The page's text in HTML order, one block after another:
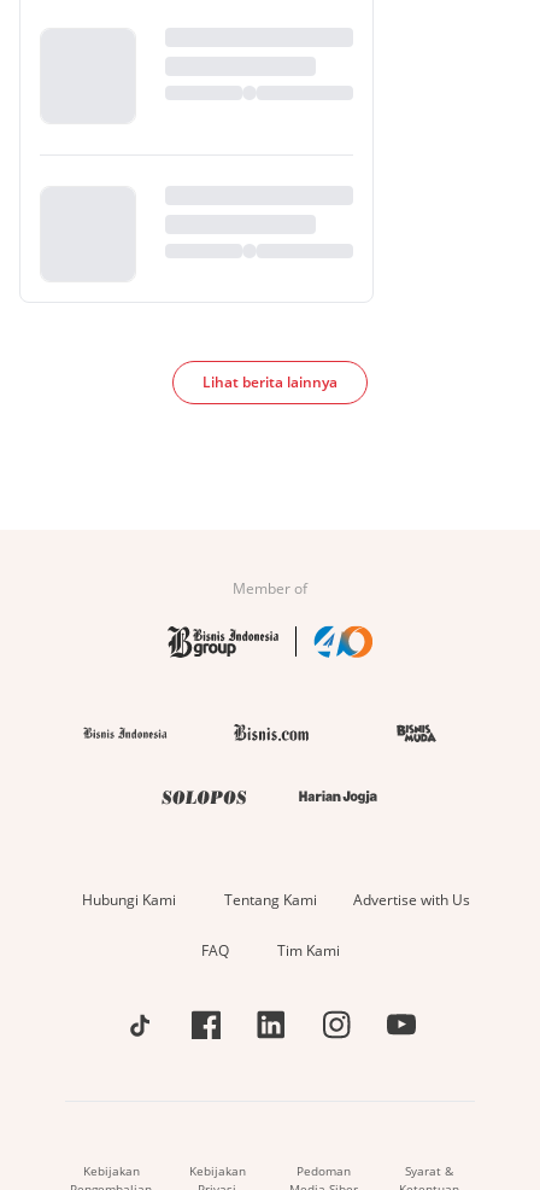
Lihat berita lainnya
Member of
Hubungi Kami Tentang Kami Advertise with Us
FAQ Tim Kami
Kebijakan
Kebijakan
Pedoman
Syarat &